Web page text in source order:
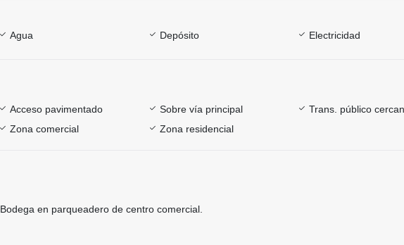
Agua Depósito Electricidad
Acceso pavimentado Sobre vía principal
Trans. público
Zona comercial
Zona residencial
Bodega en parqueadero de centro comercial.